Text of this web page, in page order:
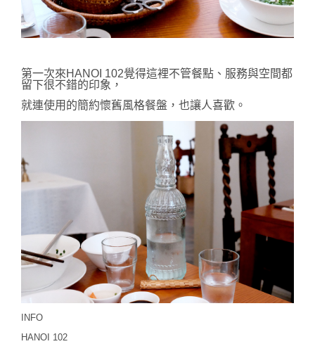
第一次來HANOI 102覺得這裡不管餐點、服務與空間都
留下很不錯的印象，
就連使用的簡約懷舊風格餐盤，也讓人喜歡。
INFO
HANOI 102